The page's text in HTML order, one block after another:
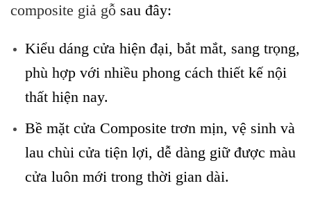
composite giả gỗ sau đây:
Kiểu dáng cửa hiện đại, bắt mắt, sang trọng,
phù hợp với nhiều phong cách thiết kế nội
thất hiện nay.
Bề mặt cửa Composite trơn mịn, vệ sinh và
lau chùi cửa tiện lợi, dễ dàng giữ được màu
cửa luôn mới trong thời gian dài.